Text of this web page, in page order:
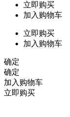
立即购买
加入购物车
立即购买
加入购物车
确定
确定
加入购物车
立即购买